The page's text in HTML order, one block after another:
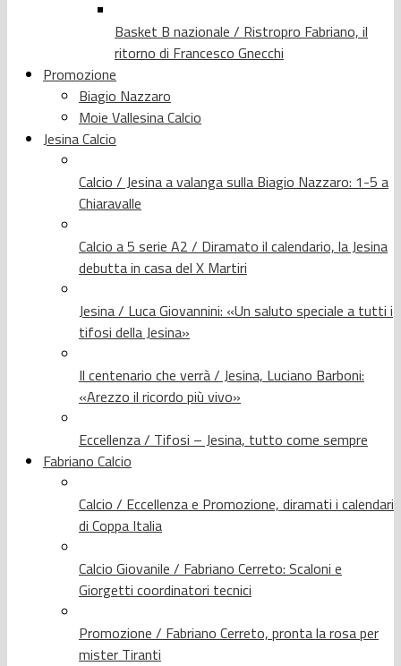
Basket B nazionale / Ristropro Fabriano, il
ritorno di Francesco Gnecchi
Promozione
Biagio Nazzaro
Moie Vallesina Calcio
Jesina Calcio
Calcio / Jesina a valanga sulla Biagio Nazzaro: 1-5 a
Chiaravalle
Calcio a 5 serie A2 / Diramato il calendario, la Jesina
debutta in casa del X Martiri
Jesina / Luca Giovannini: «Un saluto speciale a tutti i
tifosi della Jesina»
Il centenario che verrà / Jesina, Luciano Barboni:
«Arezzo il ricordo più vivo»
Eccellenza / Tifosi – Jesina, tutto come sempre
Fabriano Calcio
Calcio / Eccellenza e Promozione, diramati i calendari
di Coppa Italia
Calcio Giovanile / Fabriano Cerreto: Scaloni e
Giorgetti coordinatori tecnici
Promozione / Fabriano Cerreto, pronta la rosa per
mister Tiranti